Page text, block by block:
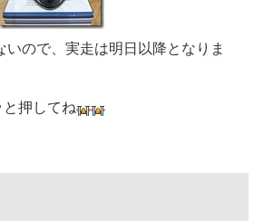
いので、実走は明日以降となりま
と押してね